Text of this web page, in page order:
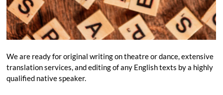
We are ready for original writing on theatre or dance, extensive
translation services, and editing of any English texts by a highly
qualified native speaker.